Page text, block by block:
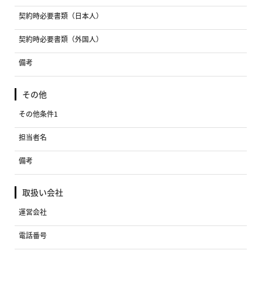
契約時必要書類（日本人）
契約時必要書類（外国人）
備考
その他
その他条件1
担当者名
備考
取扱い会社
運営会社
電話番号